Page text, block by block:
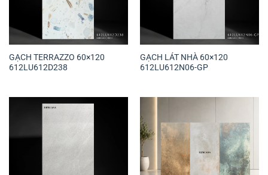
GẠCH TERRAZZO 60×120
612LU612D238
GẠCH LÁT NHÀ 60×120
612LU612N06-GP